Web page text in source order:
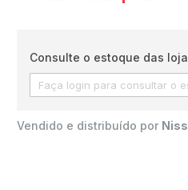
Consulte o estoque das
Vendido e distribuído por